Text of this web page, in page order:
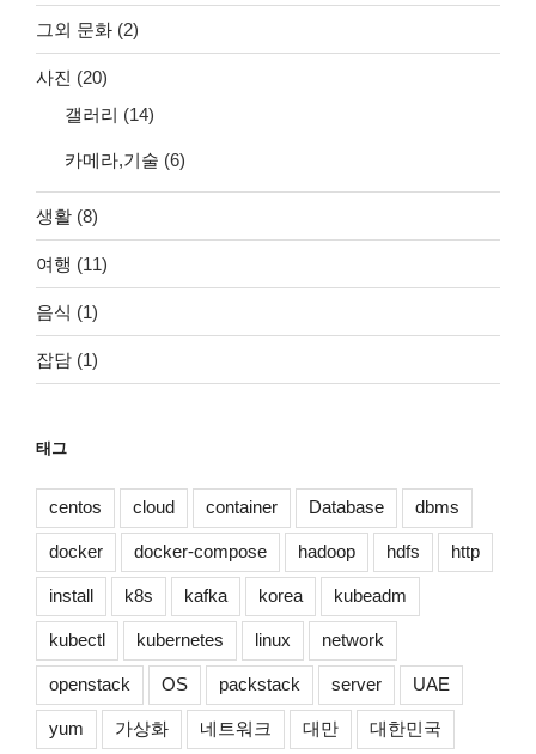
그외 문화 (2)
사진 (20)
갤러리 (14)
카메라,기술 (6)
생활 (8)
여행 (11)
음식 (1)
잡담 (1)
태그
centos cloud container Database dbms
docker docker-compose hadoop hdfs http
install k8s kafka korea kubeadm
kubectl kubernetes linux network
openstack OS packstack server UAE
yum 가상화 네트워크 대만 대한민국